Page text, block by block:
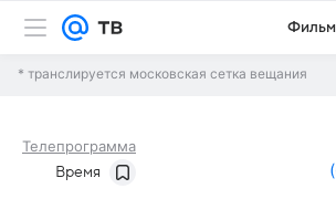
* транслируется московская сетка вещания
Телепрограмма
Время (